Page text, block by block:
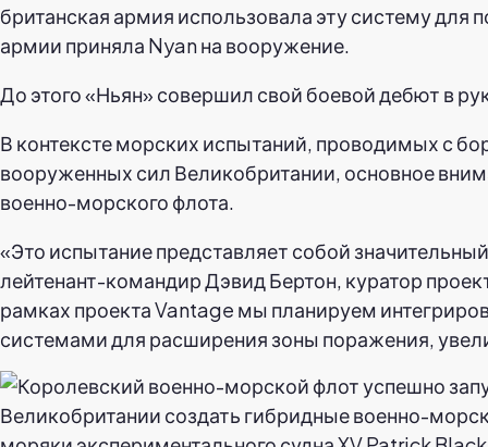
британская армия использовала эту систему
армии приняла Nyan на вооружение.
До этого «Ньян» совершил свой боевой дебют в
В контексте морских испытаний, проводимых с
вооруженных сил Великобритании, основное
военно-морского флота.
«Это испытание представляет собой
лейтенант-командир Дэвид Бертон, куратор
рамках проекта Vantage мы планируем
системами для расширения зоны поражения,